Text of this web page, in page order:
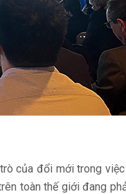
của đổi mới trong việc
toàn thế giới đang